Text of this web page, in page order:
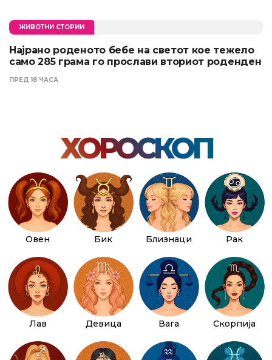
ЖИВОТНИ СТОРИИ
Најрано роденото бебе на светот кое тежело
само 285 грама го прослави вториот роденден
ПРЕД 18 ЧАСА
ХОРОСКОП
Овен Бик Близнаци Рак
Лав Девица Вага Скорпија